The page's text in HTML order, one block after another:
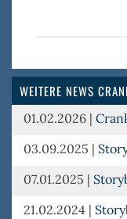
WEITERE NEWS
01.02.2026 |
03.09.2025 |
07.01.2025 |
21.02.2024 |